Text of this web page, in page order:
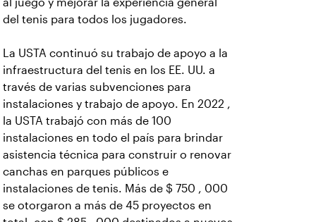
del tenis para todos los jugadores.
La USTA continuó su trabajo de apoyo a la
infraestructura del tenis en los EE. UU. a
través de varias subvenciones para
instalaciones y trabajo de apoyo. En 2022 ,
la USTA trabajó con más de 100
instalaciones en todo el país para brindar
asistencia técnica para construir o renovar
canchas en parques públicos e
instalaciones de tenis. Más de $ 750 , 000
se otorgaron a más de 45 proyectos en